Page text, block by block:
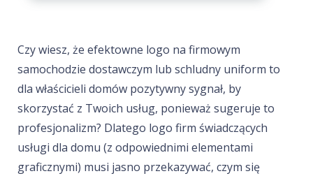
Czy wiesz, że efektowne logo na firmowym
samochodzie dostawczym lub schludny uniform to
dla właścicieli domów pozytywny sygnał, by
skorzystać z Twoich usług, ponieważ sugeruje to
profesjonalizm? Dlatego logo firm świadczących
usługi dla domu (z odpowiednimi elementami
graficznymi) musi jasno przekazywać, czym się